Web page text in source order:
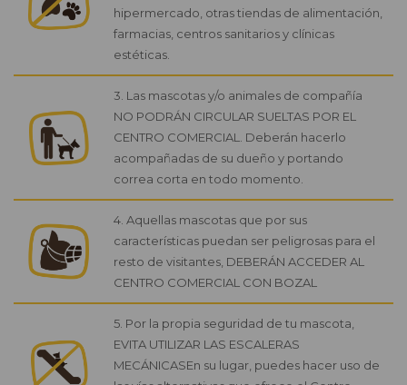
hipermercado, otras tiendas de alimentación,
farmacias, centros sanitarios y clínicas
estéticas.
3. Las mascotas y/o animales de compañía
NO PODRÁN CIRCULAR SUELTAS POR EL
CENTRO COMERCIAL. Deberán hacerlo
acompañadas de su dueño y portando
correa corta en todo momento.
4. Aquellas mascotas que por sus
características puedan ser peligrosas para el
resto de visitantes, DEBERÁN ACCEDER AL
CENTRO COMERCIAL CON BOZAL
5. Por la propia seguridad de tu mascota,
EVITA UTILIZAR LAS ESCALERAS
MECÁNICASEn su lugar, puedes hacer uso de